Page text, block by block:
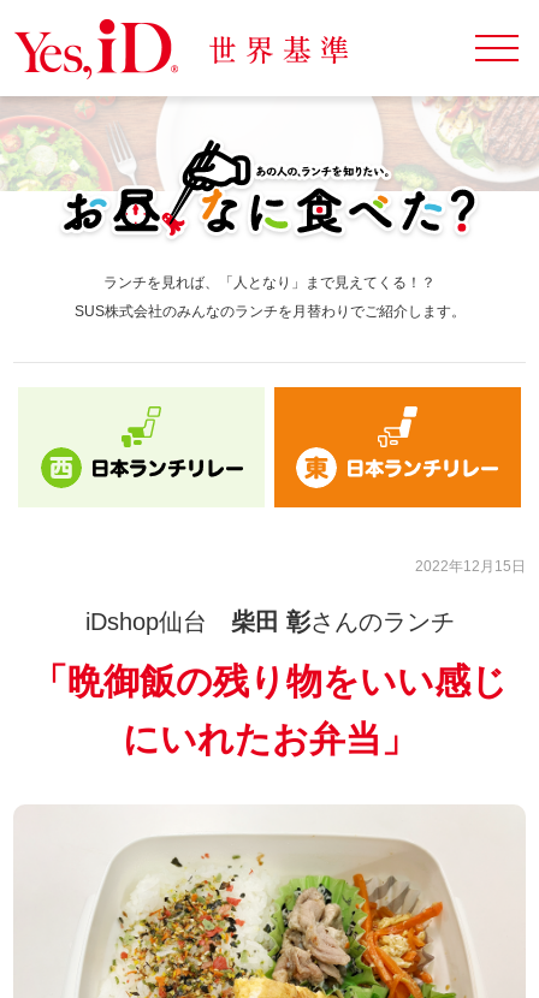
ランチを見れば、「人となり」まで見えてくる！？
SUS株式会社のみんなのランチを月替わりでご紹介します。
2022年12月15日
iDshop仙台 柴田 彰さんのランチ
「 晩御飯の残り物をいい感じ
にいれたお弁当 」